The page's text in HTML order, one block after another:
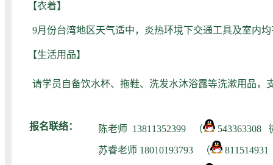
【衣着】
9月份台湾地区天气适中，炎热环境下交通工具及室内
【生活用品】
请学员自备饮水杯、拖鞋、洗发水沐浴露等洗漱用品，
报名联络： 陈老师 13811352399 （ 543363308
苏睿老师 18010193793 （